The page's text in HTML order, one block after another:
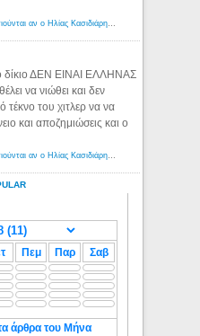
Αμερικανοί ρατσιστές αναρωτιούνται αν ο Ηλίας Κασιδιάρης ανήκει στη λευκή φυλή... - Λόγιος Ερμής
δίκιο ΔΕΝ ΕΙΝΑΙ ΕΛΛΗΝΑΣ
να νιώθει και δεν
τέκνο του χιτλερ να να
και αποζημιώσεις και ο
Αμερικανοί ρατσιστές αναρωτιούνται αν ο Ηλίας Κασιδιάρης ανήκει στη λευκή φυλή... - Λόγιος Ερμής
Πεμ Παρ Σαβ
άρθρα του Μήνα